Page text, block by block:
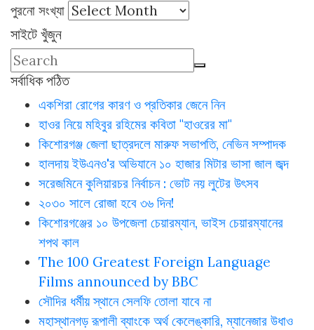
পুরনো সংখ্যা
সাইটে খুঁজুন
সর্বাধিক পঠিত
একশিরা রোগের কারণ ও প্রতিকার জেনে নিন
হাওর নিয়ে মহিবুর রহিমের কবিতা "হাওরের মা"
কিশোরগঞ্জ জেলা ছাত্রদলে মারুফ সভাপতি, নেভিন সম্পাদক
হালদায় ইউএনও'র অভিযানে ১০ হাজার মিটার ভাসা জাল জব্দ
সরেজমিনে কুলিয়ারচর নির্বাচন : ভোট নয় লুটের উৎসব
২০৩০ সালে রোজা হবে ৩৬ দিন!
কিশোরগঞ্জের ১০ উপজেলা চেয়ারম্যান, ভাইস চেয়ারম্যানের
শপথ কাল
The 100 Greatest Foreign Language
Films announced by BBC
সৌদির ধর্মীয় স্থানে সেলফি তোলা যাবে না
মহাস্থানগড় রূপালী ব্যাংকে অর্থ কেলেঙ্কারি, ম্যানেজার উধাও